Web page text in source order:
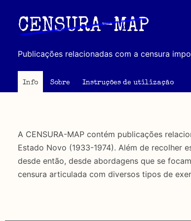
principal
CENSURA-MAP
Publicações relacionadas com a censura
Info Sobre Instruções de utilização
A CENSURA-MAP contém publicações
Estado Novo (1933-1974). Além de recolher
desde então, desde abordagens que se
censura articulada com diversos tipos de